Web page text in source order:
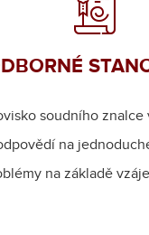
soudního znalce
na
na základě